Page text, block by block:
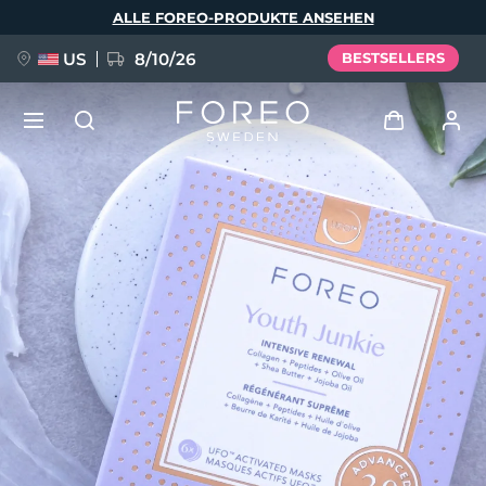
ALLE FOREO-PRODUKTE ANSEHEN
US 8/10/26 BESTSELLERS
Anmelden
Benutzerkonto
Meine Geräte
Meine Bestellungen
Meine Adressen
Meine Abonnements
NEU
FAQ™ Pure Beauty-Tech Elixir
BREAKING NEWS
issa™ Teeth Whitening Set
Sprache
English Deutsch
Español
Français
Italiano
Português
Polski
Svenska
Русский
Türkçe
简体中文 繁體中文